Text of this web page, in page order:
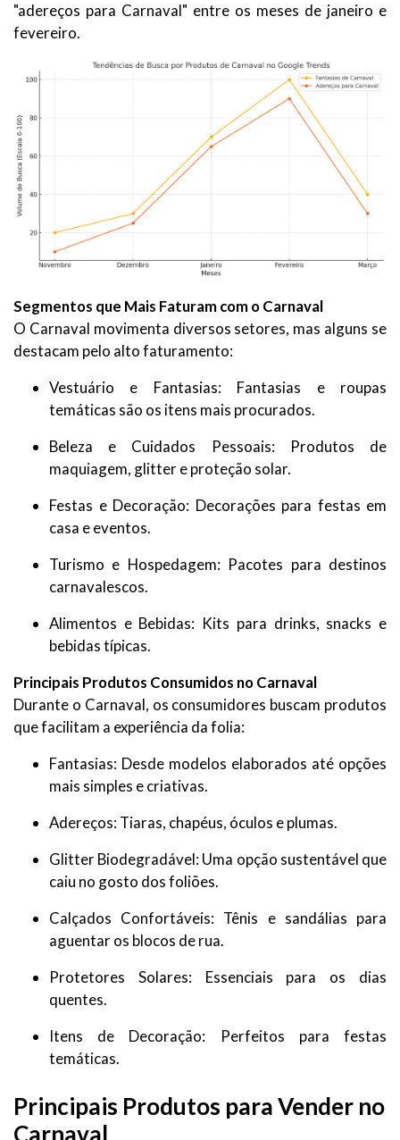
"adereços para Carnaval" entre os meses de janeiro e
fevereiro.
Segmentos que Mais Faturam com o Carnaval
O Carnaval movimenta diversos setores, mas alguns se
destacam pelo alto faturamento:
Vestuário e Fantasias: Fantasias e roupas
temáticas são os itens mais procurados.
Beleza e Cuidados Pessoais: Produtos de
maquiagem, glitter e proteção solar.
Festas e Decoração: Decorações para festas em
casa e eventos.
Turismo e Hospedagem: Pacotes para destinos
carnavalescos.
Alimentos e Bebidas: Kits para drinks, snacks e
bebidas típicas.
Principais Produtos Consumidos no Carnaval
Durante o Carnaval, os consumidores buscam produtos
que facilitam a experiência da folia:
Fantasias: Desde modelos elaborados até opções
mais simples e criativas.
Adereços: Tiaras, chapéus, óculos e plumas.
Glitter Biodegradável: Uma opção sustentável que
caiu no gosto dos foliões.
Calçados Confortáveis: Tênis e sandálias para
aguentar os blocos de rua.
Protetores Solares: Essenciais para os dias
quentes.
Itens de Decoração: Perfeitos para festas
temáticas.
Principais Produtos para Vender no
Carnaval